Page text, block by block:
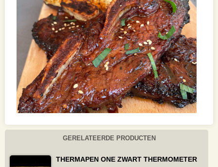
GERELATEERDE PRODUCTEN
THERMAPEN ONE ZWART THERMOMETER